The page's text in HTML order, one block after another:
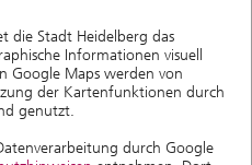
die Stadt Heidelberg das
Informationen visuell
Google Maps werden von
der Kartenfunktionen durch
genutzt.
durch Google